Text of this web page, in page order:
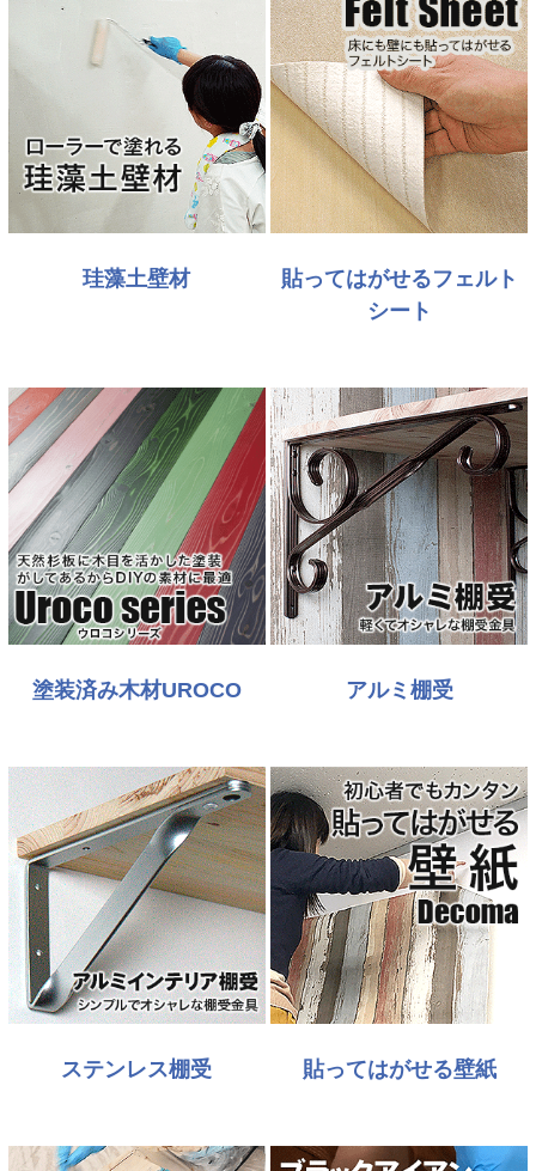
珪藻土壁材
貼ってはがせるフェルト
シート
塗装済み木材UROCO アルミ棚受
ステンレス棚受 貼ってはがせる壁紙